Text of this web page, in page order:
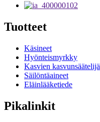
Tuotteet
Käsineet
Hyönteismyrkky
Kasvien kasvunsäätelijä
Säilöntäaineet
Eläinlääketiede
Pikalinkit